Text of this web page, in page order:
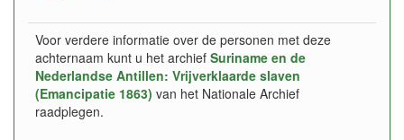
Voor verdere informatie over de personen met deze
achternaam kunt u het archief Suriname en de
Nederlandse Antillen: Vrijverklaarde slaven
(Emancipatie 1863) van het Nationale Archief
raadplegen.